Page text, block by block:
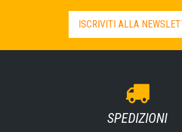
ISCRIVITI ALLA
SPEDIZIONI